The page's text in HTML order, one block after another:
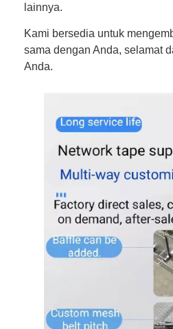
Rumah
Produk
Wisata pabrik
lainnya.
Kami bersedia untuk
sama dengan Anda, selamat
Anda.